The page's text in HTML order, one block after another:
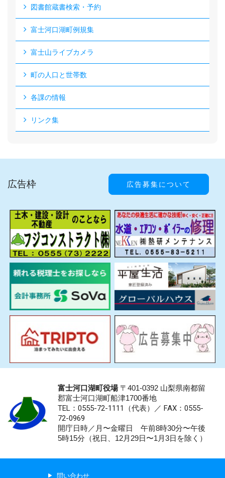
図書館蔵書検索・予約
富士河口湖町例規集
富士山ライブカメラ
町の人口と世帯数
各課の情報
リンク集
広告枠 広告募集について
富士河口湖町役場〒401-0392 山梨県南都留
郡富士河口湖町船津1700番地
TEL：0555-72-1111 （代表）／ FAX：0555-
72-0969
開庁日時／月〜金曜日 午前8時30分〜午後
5時15分（祝日、12月29日〜1月3日を除く）
問い合わせ